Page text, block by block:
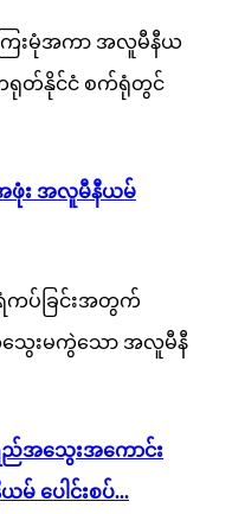
အဖုံး အလူမီနီယမ်
ရည်အသွေးအကောင်း
ပေါင်းစပ်...